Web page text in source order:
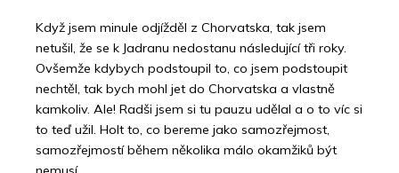
Když jsem minule odjížděl z Chorvatska, tak jsem
netušil, že se k Jadranu nedostanu následující tři roky.
Ovšemže kdybych podstoupil to, co jsem podstoupit
nechtěl, tak bych mohl jet do Chorvatska a vlastně
kamkoliv. Ale! Radši jsem si tu pauzu udělal a o to víc si
to teď užil. Holt to, co bereme jako samozřejmost,
samozřejmostí během několika málo okamžiků být